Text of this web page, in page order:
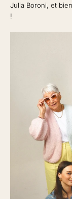
Julia Boroni, et
!